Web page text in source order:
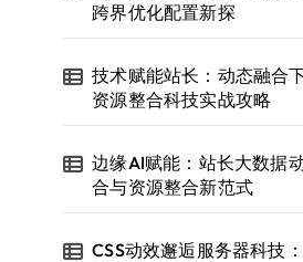
跨界优化配置新探
技术赋能站长：动态融合
资源整合科技实战攻略
边缘AI赋能：站长大数据
合与资源整合新范式
CSS动效邂逅服务器科技